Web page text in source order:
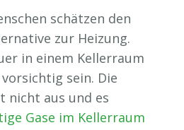
schätzen den
zur Heizung.
in einem Kellerraum
sein. Die
nicht aus und es
Gase im Kellerraum